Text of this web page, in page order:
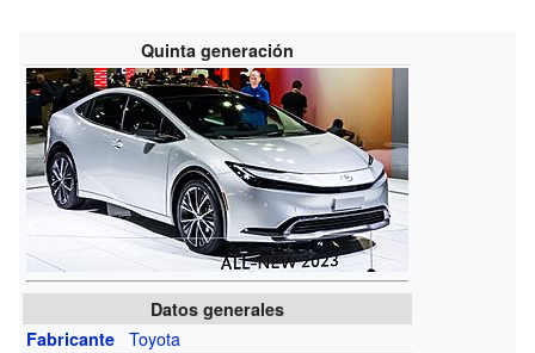
Quinta generación
Datos generales
Fabricante
Toyota